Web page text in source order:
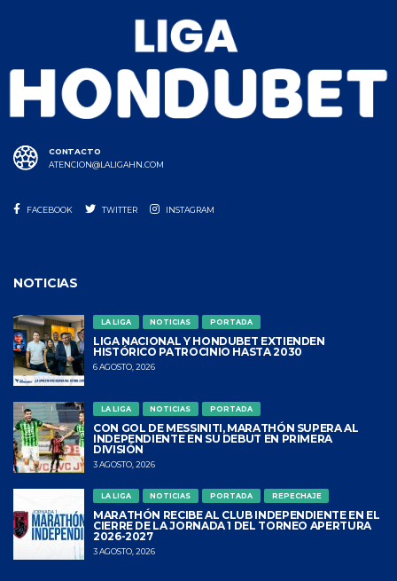
CONTACTO
ATENCION@LALIGAHN.COM
FACEBOOK TWITTER INSTAGRAM
NOTICIAS
LA LIGA NOTICIAS PORTADA
LIGA NACIONAL Y HONDUBET EXTIENDEN
HISTÓRICO PATROCINIO HASTA 2030
6 AGOSTO, 2026
LA LIGA NOTICIAS PORTADA
CON GOL DE MESSINITI, MARATHÓN SUPERA AL
INDEPENDIENTE EN SU DEBUT EN PRIMERA
DIVISIÓN
3 AGOSTO, 2026
LA LIGA NOTICIAS PORTADA REPECHAJE
MARATHÓN RECIBE AL CLUB INDEPENDIENTE EN EL
CIERRE DE LA JORNADA 1 DEL TORNEO APERTURA
2026-2027
3 AGOSTO, 2026